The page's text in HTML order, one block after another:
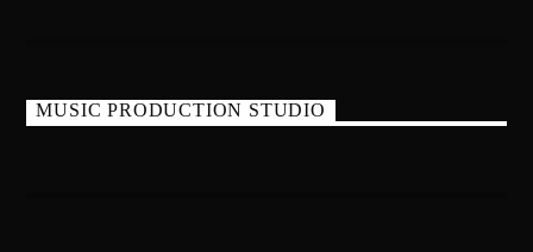
MUSIC PRODUCTION STUDIO